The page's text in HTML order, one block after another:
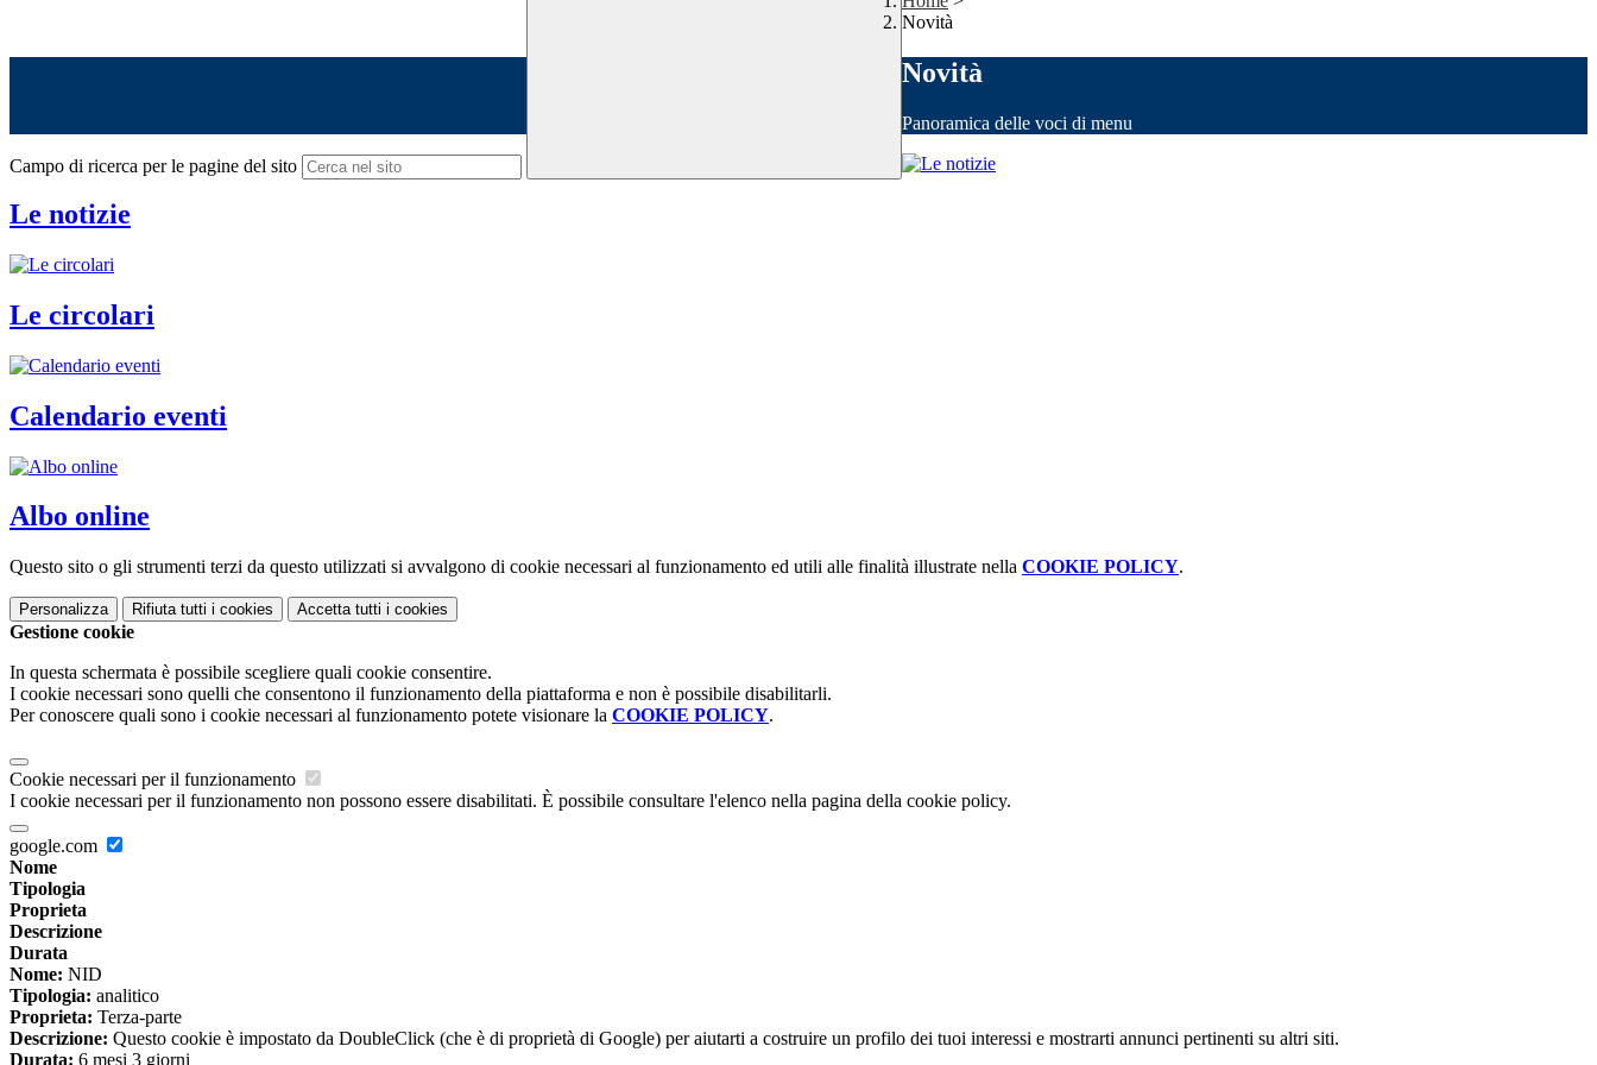
Campo di ricerca per le pagine del sito
Novità
Novità
Panoramica delle voci di menu
Le notizie
Le circolari
Calendario eventi
Albo online
Questo sito o gli strumenti terzi da questo utilizzati si avvalgono di cookie necessari al funzionamento ed utili alle finalità illustrate nella COOKIE POLICY.
Personalizza Rifiuta tutti i cookies Accetta tutti i cookies
Gestione cookie
In questa schermata è possibile scegliere quali cookie consentire.
I cookie necessari sono quelli che consentono il funzionamento della piattaforma e non è possibile disabilitarli.
Per conoscere quali sono i cookie necessari al funzionamento potete visionare la COOKIE POLICY.
Cookie necessari per il funzionamento
I cookie necessari per il funzionamento non possono essere disabilitati. È possibile consultare l'elenco nella pagina della cookie policy.
google.com
Nome
Tipologia
Proprieta
Descrizione
Durata
Nome: NID
Tipologia: analitico
Proprieta: Terza-parte
Descrizione: Questo cookie è impostato da DoubleClick (che è di proprietà di Google) per aiutarti a costruire un profilo dei tuoi interessi e mostrarti annunci pertinenti su altri siti.
Durata: 6 mesi 3 giorni